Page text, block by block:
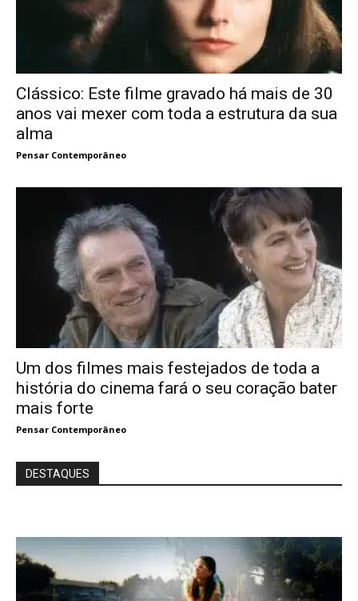
Clássico: Este filme gravado há mais de 30
anos vai mexer com toda a estrutura da sua
alma
Pensar Contemporâneo
Um dos filmes mais festejados de toda a
história do cinema fará o seu coração bater
mais forte
Pensar Contemporâneo
DESTAQUES